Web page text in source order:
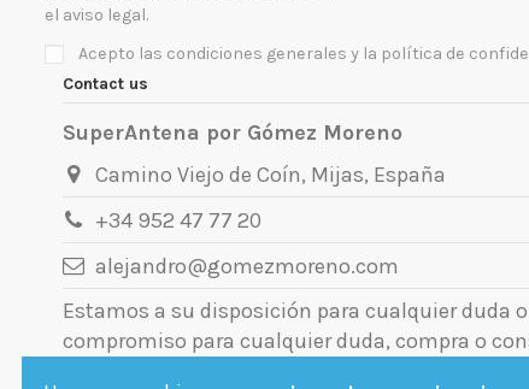
el aviso legal.
Acepto las condiciones generales y la política de
Contact us
SuperAntena por Gómez Moreno
Camino Viejo de Coín, Mijas, España
+34 952 47 77 20
alejandro@gomezmoreno.com
Estamos a su disposición para cualquier duda
compromiso para cualquier duda, compra o